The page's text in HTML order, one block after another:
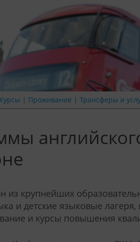
Курсы | Проживание | Трансферы и
из крупнейших
и детские языковые
и курсы повышения